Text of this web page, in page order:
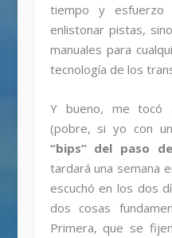
tiempo y
enlistonar pistas,
manuales para
tecnología de los
Y bueno, me tocó
(pobre, si yo con
“bips” del paso
tardará una semana
escuchó en los dos
dos cosas
Primera, que se